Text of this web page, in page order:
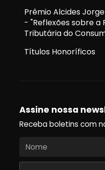
Prêmio Alcides
- "Reflexões sobre a
Tributária do
Títulos Honoríficos
Assine nossa
Receba boletins com